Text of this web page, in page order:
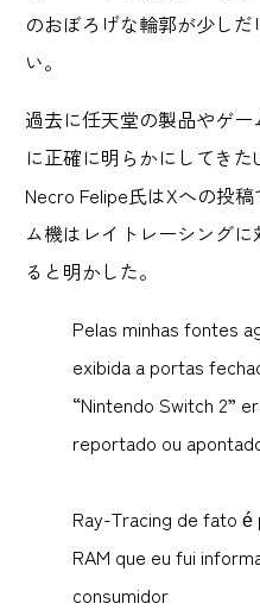
のおぼろげな輪郭が少し
い。
過去に任天堂の製品やゲ
に正確に明らかにしてき
Necro Felipe氏はXへの投
ム機はレイトレーシングに
ると明かした。
Pelas minhas fontes
exibida a portas
“Nintendo Switch 2”
reportado ou
Ray-Tracing de fato
RAM que eu fui
consumidor